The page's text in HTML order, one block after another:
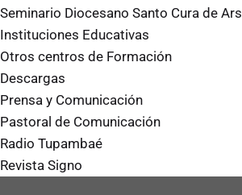
Seminario Diocesano Santo Cura de Ars
Instituciones Educativas
Otros centros de Formación
Descargas
Prensa y Comunicación
Pastoral de Comunicación
Radio Tupambaé
Revista Signo